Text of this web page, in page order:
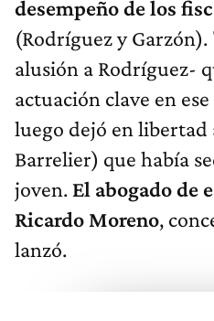
desempeño de los
(Rodríguez y
alusión a Rodríguez-
actuación clave en
luego dejó en libertad
Barrelier) que había
joven. El abogado de
Ricardo Moreno,
lanzó.